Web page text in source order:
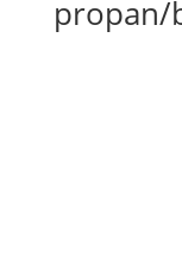
propan/